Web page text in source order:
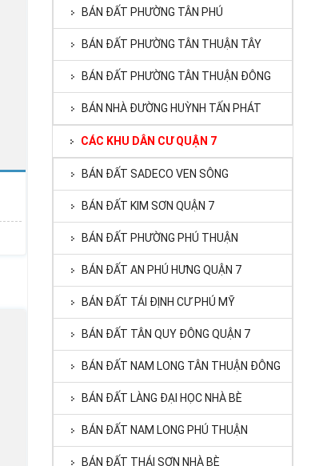
BÁN ĐẤT PHƯỜNG TÂN PHÚ
BÁN ĐẤT PHƯỜNG TÂN THUẬN TÂY
BÁN ĐẤT PHƯỜNG TÂN THUẬN ĐÔNG
BÁN NHÀ ĐƯỜNG HUỲNH TẤN PHÁT
CÁC KHU DÂN CƯ QUẬN 7
BÁN ĐẤT SADECO VEN SÔNG
BÁN ĐẤT KIM SƠN QUẬN 7
BÁN ĐẤT PHƯỜNG PHÚ THUẬN
BÁN ĐẤT AN PHÚ HƯNG QUẬN 7
BÁN ĐẤT TÁI ĐỊNH CƯ PHÚ MỸ
BÁN ĐẤT TÂN QUY ĐÔNG QUẬN 7
BÁN ĐẤT NAM LONG TÂN THUẬN ĐÔNG
BÁN ĐẤT LÀNG ĐẠI HỌC NHÀ BÈ
BÁN ĐẤT NAM LONG PHÚ THUẬN
BÁN ĐẤT THÁI SƠN NHÀ BÈ